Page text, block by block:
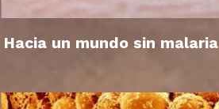
Hacia un mundo sin malaria